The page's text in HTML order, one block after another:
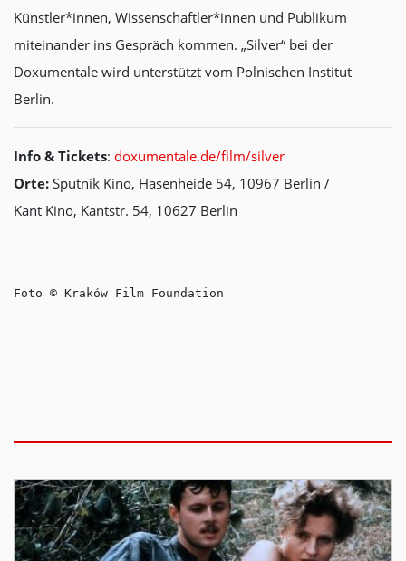
Künstler*innen, Wissenschaftler*innen und Publikum
miteinander ins Gespräch kommen. „Silver“ bei der
Doxumentale wird unterstützt vom Polnischen Institut
Berlin.
Info & Tickets: doxumentale.de/film/silver
Orte: Sputnik Kino, Hasenheide 54, 10967 Berlin /
Kant Kino, Kantstr. 54, 10627 Berlin
Foto © Kraków Film Foundation